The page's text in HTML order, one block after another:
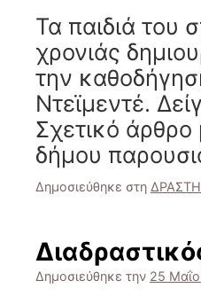
Τα παιδιά του
χρονιάς
την
Ντεϊμεντέ.
Σχετικό
δήμου
Δημοσιεύθηκε στη
Δημοσιεύθηκε την 25